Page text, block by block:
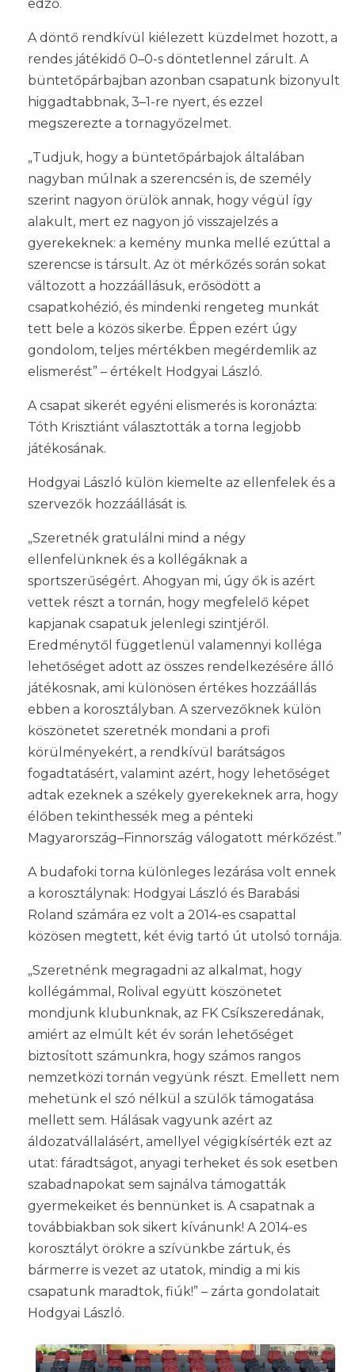
edző.
A döntő rendkívül kiélezett küzdelmet hozott, a
rendes játékidő 0–0-s döntetlennel zárult. A
büntetőpárbajban azonban csapatunk bizonyult
higgadtabbnak, 3–1-re nyert, és ezzel
megszerezte a tornagyőzelmet.
„Tudjuk, hogy a büntetőpárbajok általában
nagyban múlnak a szerencsén is, de személy
szerint nagyon örülök annak, hogy végül így
alakult, mert ez nagyon jó visszajelzés a
gyerekeknek: a kemény munka mellé ezúttal a
szerencse is társult. Az öt mérkőzés során sokat
változott a hozzáállásuk, erősödött a
csapatkohézió, és mindenki rengeteg munkát
tett bele a közös sikerbe. Éppen ezért úgy
gondolom, teljes mértékben megérdemlik az
elismerést” – értékelt Hodgyai László.
A csapat sikerét egyéni elismerés is koronázta:
Tóth Krisztiánt választották a torna legjobb
játékosának.
Hodgyai László külön kiemelte az ellenfelek és a
szervezők hozzáállását is.
„Szeretnék gratulálni mind a négy
ellenfelünknek és a kollégáknak a
sportszerűségért. Ahogyan mi, úgy ők is azért
vettek részt a tornán, hogy megfelelő képet
kapjanak csapatuk jelenlegi szintjéről.
Eredménytől függetlenül valamennyi kolléga
lehetőséget adott az összes rendelkezésére álló
játékosnak, ami különösen értékes hozzáállás
ebben a korosztályban. A szervezőknek külön
köszönetet szeretnék mondani a profi
körülményekért, a rendkívül barátságos
fogadtatásért, valamint azért, hogy lehetőséget
adtak ezeknek a székely gyerekeknek arra, hogy
élőben tekinthessék meg a pénteki
Magyarország–Finnország válogatott mérkőzést.”
A budafoki torna különleges lezárása volt ennek
a korosztálynak: Hodgyai László és Barabási
Roland számára ez volt a 2014-es csapattal
közösen megtett, két évig tartó út utolsó tornája.
„Szeretnénk megragadni az alkalmat, hogy
kollégámmal, Rolival együtt köszönetet
mondjunk klubunknak, az FK Csíkszeredának,
amiért az elmúlt két év során lehetőséget
biztosított számunkra, hogy számos rangos
nemzetközi tornán vegyünk részt. Emellett nem
mehetünk el szó nélkül a szülők támogatása
mellett sem. Hálásak vagyunk azért az
áldozatvállalásért, amellyel végigkísérték ezt az
utat: fáradtságot, anyagi terheket és sok esetben
szabadnapokat sem sajnálva támogatták
gyermekeiket és bennünket is. A csapatnak a
továbbiakban sok sikert kívánunk! A 2014-es
korosztályt örökre a szívünkbe zártuk, és
bármerre is vezet az utatok, mindig a mi kis
csapatunk maradtok, fiúk!” – zárta gondolatait
Hodgyai László.